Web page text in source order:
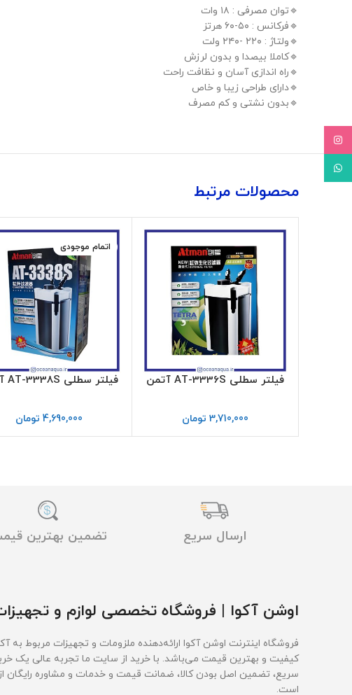
🔹️توان مصرفی : ۱۸ وات
🔹️فرکانس : ۵۰-۶۰ هرتز
🔹️ولتاژ : ۲۲۰ -۲۴۰ ولت
🔹️کاملا بیصدا و بدون لرزش
🔹️راه اندازی آسان و نظافت راحت
🔹️دارای طراحی زیبا و خاص
🔹️بدون نشتی و کم مصرف
محصولات مرتبط
فیلتر سطلی AT-3336S آتمن
3,710,000 تومان
اتمام موجودی
فیلتر سطلی AT-3338S آتمن
4,690,000 تومان
ارسال سریع تضمین بهترین
اوشن آکوا | فروشگاه تخصصی لوازم و
فروشگاه اینترنت اوشن آکوا ارائه‌دهنده ملزومات و تجهیزات مربوط به
کیفیت و بهترین قیمت‌ می‌باشد. با خرید از سایت ما تجربه عالی یک
سریع، تضمین اصل بودن کالا، ضمانت قیمت و خدمات و مشاوره رایگان
است.